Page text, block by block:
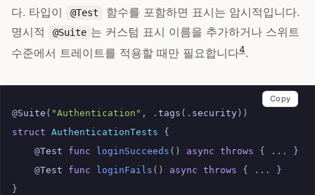
다. 타입이
@Test
함수를 포함하면 표시는 암시적입니다.
명시적
@Suite 는 커스텀 표시 이름을 추가하거나 스위트
수준에서 트레이트를 적용할 때만 필요합니다4.
@Suite ( "Authentication" , . tags (. security ))
struct AuthenticationTests
{
@Test func loginSucceeds () async throws { ...
}
@Test func loginFails () async throws { ...
}
}
Copy